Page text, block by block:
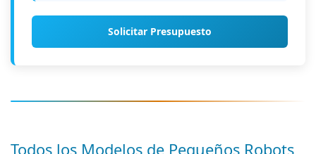
Solicitar Presupuesto
Todos los Modelos de Pequeños Robots